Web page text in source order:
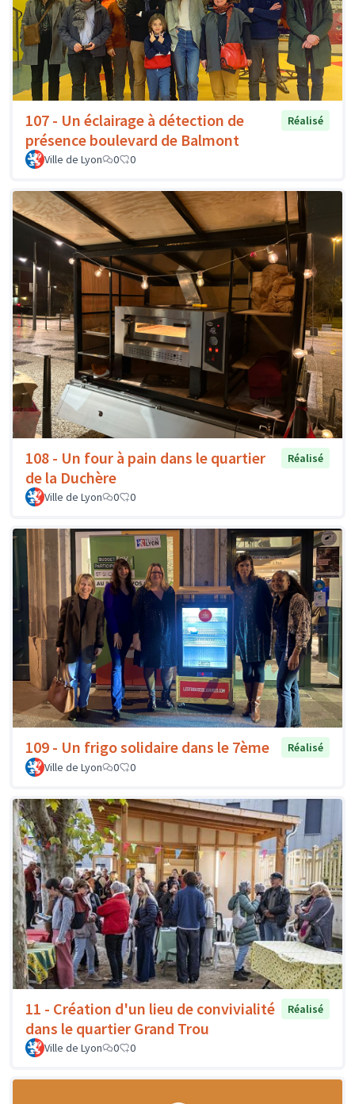
107 - Un éclairage à détection de
présence boulevard de Balmont
Réalisé
Ville de Lyon 0 0
108 - Un four à pain dans le quartier
de la Duchère
Réalisé
Ville de Lyon 0 0
109 - Un frigo solidaire dans le 7ème
Réalisé
Ville de Lyon
0 0
11 - Création d'un lieu de convivialité
dans le quartier Grand Trou
Réalisé
Ville de Lyon 0 0